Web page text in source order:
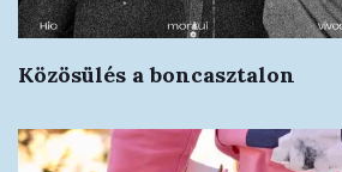
Közösülés a boncasztalon